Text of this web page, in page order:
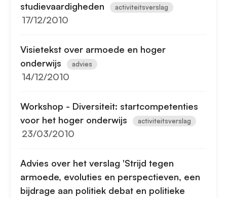
studievaardigheden
activiteitsverslag
17/12/2010
Visietekst over armoede en hoger
onderwijs
advies
14/12/2010
Workshop - Diversiteit: startcompetenties
voor het hoger onderwijs
activiteitsverslag
23/03/2010
Advies over het verslag 'Strijd tegen
armoede, evoluties en perspectieven, een
bijdrage aan politiek debat en politieke